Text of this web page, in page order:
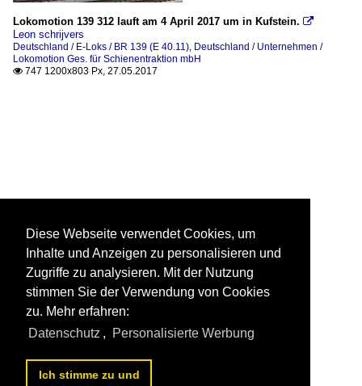
Lokomotion 139 312 lauft am 4 April 2017 um in Kufstein. 
Leon schrijvers
Deutschland / E-Loks / BR 139 (E 40.11), Deutschland / Unternehmen /
Lokomotion Ges. für Schienentraktion mbH
 747 1200x803 Px, 27.05.2017
Diese Webseite verwendet Cookies, um
Inhalte und Anzeigen zu personalisieren und
Zugriffe zu analysieren. Mit der Nutzung
stimmen Sie der Verwendung von Cookies
zu. Mehr erfahren:
Datenschutz , Personalisierte Werbung
Ich stimme zu und